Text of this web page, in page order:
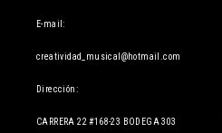
E-mail:
creatividad_musical@hotmail.com
Dirección:
CARRERA 22 #168-23 BODEGA 303